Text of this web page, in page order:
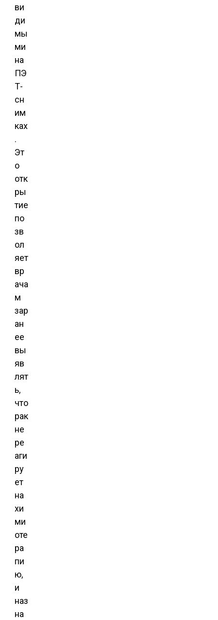
ви
ди
мы
ми
на
ПЭ
Т-
сн
им
ках
.
Эт
о
отк
ры
тие
по
зв
ол
яет
вр
ача
м
зар
ан
ее
вы
яв
лят
ь,
что
рак
не
ре
аги
ру
ет
на
хи
ми
оте
ра
пи
ю,
и
наз
на